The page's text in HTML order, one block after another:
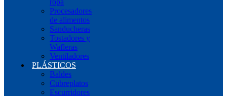
ropa
Procesadores
de alimentos
Sanducheras
Tostadores y
Wafleras
Ventiladores
PLÁSTICOS
Baldes
Cubreplatos
Escurridores